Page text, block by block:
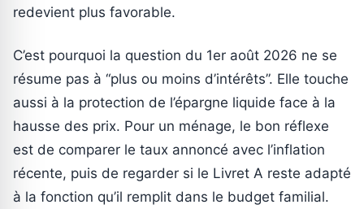
redevient plus favorable.
C’est pourquoi la question du 1er août 2026 ne se
résume pas à “plus ou moins d’intérêts”. Elle touche
aussi à la protection de l’épargne liquide face à la
hausse des prix. Pour un ménage, le bon réflexe
est de comparer le taux annoncé avec l’inflation
récente, puis de regarder si le Livret A reste adapté
à la fonction qu’il remplit dans le budget familial.